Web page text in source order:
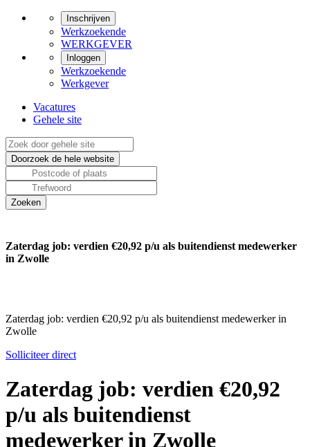
Inschrijven
Werkzoekende
WERKGEVER
Inloggen
Werkzoekende
Werkgever
Vacatures
Gehele site
Zaterdag job: verdien €20,92 p/u als buitendienst medewerker
in Zwolle
Zaterdag job: verdien €20,92 p/u als buitendienst medewerker in
Zwolle
Solliciteer direct
Zaterdag job: verdien €20,92
p/u als buitendienst
medewerker in Zwolle